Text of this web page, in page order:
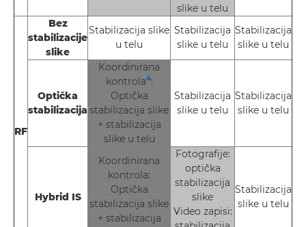
slike u telu
RF
Bez
stabilizacije
slike
Stabilizacija slike
u telu
Stabilizacija
slike u telu
Stabilizacija
slike u telu
Optička
stabilizacija
Koordinirana
kontrola4:
Optička
stabilizacija slike
+ stabilizacija
slike u telu
Stabilizacija
slike u telu
Stabilizacija
slike u telu
Hybrid IS
Koordinirana
kontrola:
Optička
stabilizacija slike
+ stabilizacija
Fotografije:
optička
stabilizacija
slike
Video zapisi:
Stabilizacija
slike u telu